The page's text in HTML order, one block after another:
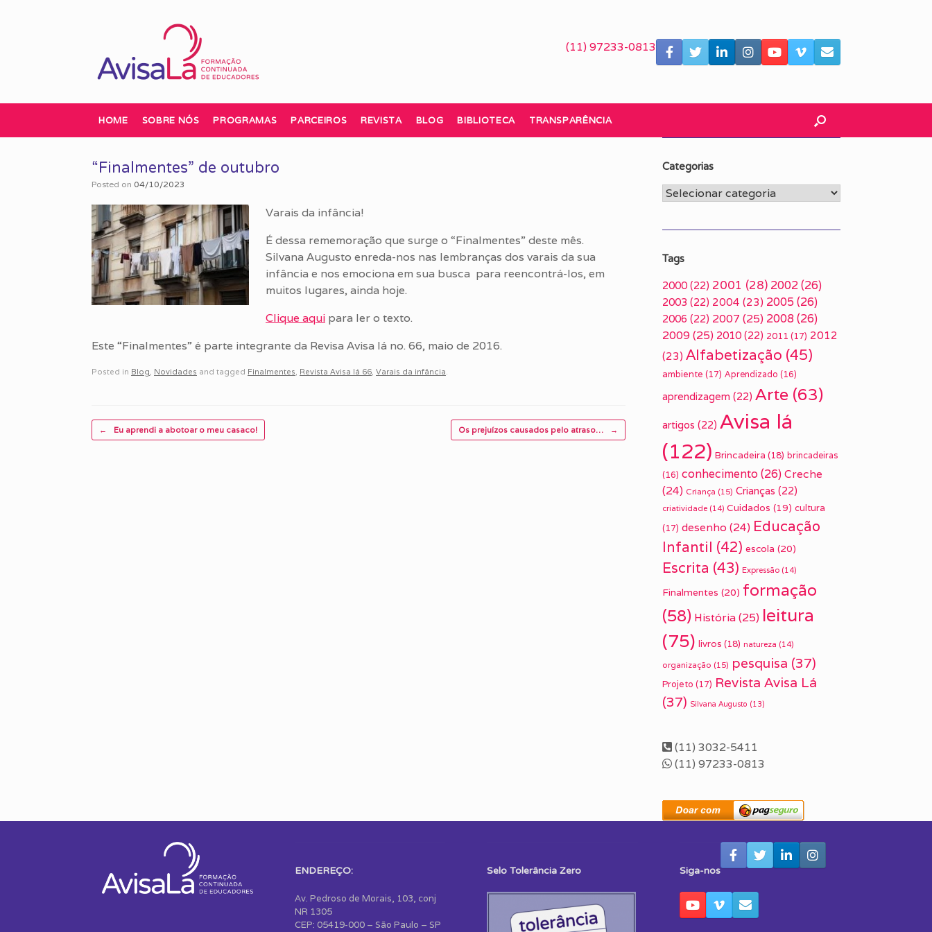
(11) 97233-0813
HOME SOBRE NÓS PROGRAMAS PARCEIROS REVISTA BLOG BIBLIOTECA TRANSPARÊNCIA
“Finalmentes” de outubro
Posted on 04/10/2023
Varais da infância!
É dessa rememoração que surge o “Finalmentes” deste mês.
Silvana Augusto enreda-nos nas lembranças dos varais da sua
infância e nos emociona em sua busca para reencontrá-los, em
muitos lugares, ainda hoje.
Clique aqui para ler o texto.
Este “Finalmentes” é parte integrante da Revisa Avisa lá no. 66, maio de 2016.
Posted in Blog Novidades and tagged Finalmentes Revista Avisa lá 66 Varais da infância
Post navigation
← Eu aprendi a abotoar o meu casaco! Os prejuízos causados pelo atraso… →
Categorias
Categorias
Tags
2000 (22) 2001 (28) 2002(26)
2003 (22) 2004 (23) 2005 (26)
2006 (22) 2007 (25) 2008(26)
2009(25) 2010 (22) 2011 (17) 2012
(23) Alfabetização (45)
ambiente (17) Aprendizado (16)
aprendizagem (22) Arte (63)
artigos (22) Avisa lá
(122) Brincadeira (18) brincadeiras
(16) conhecimento(26) Creche
(24) Criança (15) Crianças (22)
criatividade (14) Cuidados (19) cultura
(17) desenho (24) Educação
Infantil (42) escola (20)
Escrita (43) Expressão (14)
Finalmentes (20) formação
(58) História(25) leitura
(75) livros (18) natureza (14)
organização (15) pesquisa (37)
Projeto (17) Revista Avisa Lá
(37) Silvana Augusto (13)
(11) 3032-5411
(11) 97233-0813
ENDEREÇO:
Av. Pedroso de Morais, 103, conj
NR 1305
CEP: 05419-000 – São Paulo – SP
Selo Tolerância Zero Siga-nos